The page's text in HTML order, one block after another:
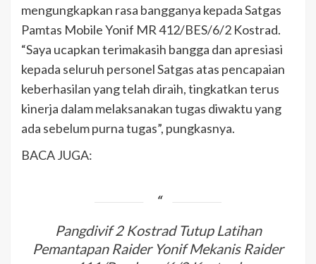
mengungkapkan rasa bangganya kepada Satgas
Pamtas Mobile Yonif MR 412/BES/6/2 Kostrad.
“Saya ucapkan terimakasih bangga dan apresiasi
kepada seluruh personel Satgas atas pencapaian
keberhasilan yang telah diraih, tingkatkan terus
kinerja dalam melaksanakan tugas diwaktu yang
ada sebelum purna tugas”, pungkasnya.
BACA JUGA:
Pangdivif 2 Kostrad Tutup Latihan
Pemantapan Raider Yonif Mekanis Raider